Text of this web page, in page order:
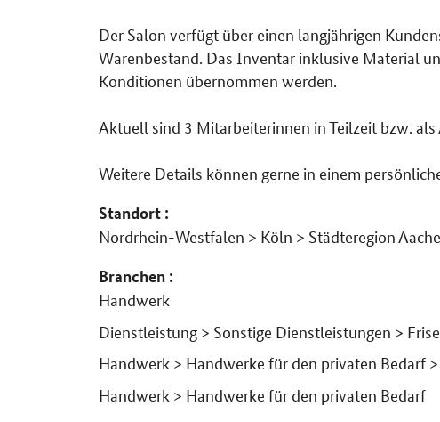
Der Salon verfügt über einen langjährigen
Warenbestand. Das Inventar inklusive Material
Konditionen übernommen werden.
Aktuell sind 3 Mitarbeiterinnen in Teilzeit bzw.
Weitere Details können gerne in einem
Standort :
Nordrhein-Westfalen > Köln > Städteregion
Branchen :
Handwerk
Dienstleistung > Sonstige Dienstleistungen >
Handwerk > Handwerke für den privaten Bedarf
Handwerk > Handwerke für den privaten Bedarf